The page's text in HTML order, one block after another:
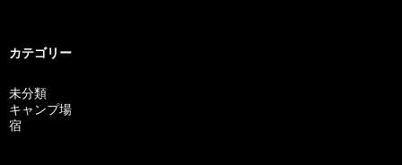
カテゴリー
未分類
キャンプ場
宿